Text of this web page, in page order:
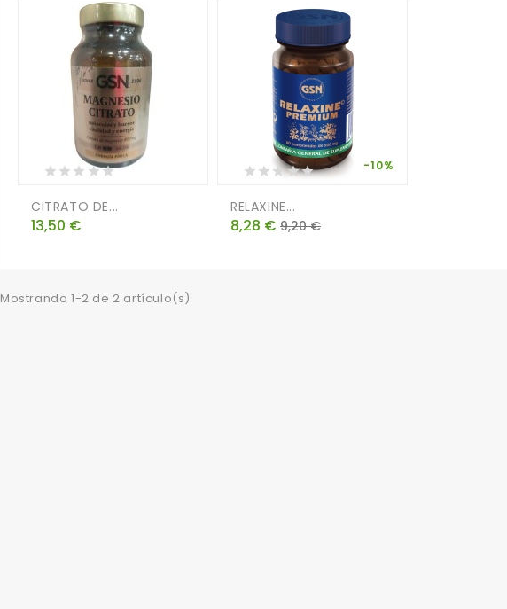
CITRATO DE...
Precio
13,50 €
RELAXINE...
Precio
8,28 €
-10%
Precio
9,20 €
Mostrando 1-2 de 2 artículo(s)